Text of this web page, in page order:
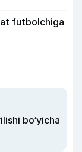
futbolchiga
bo‘yicha